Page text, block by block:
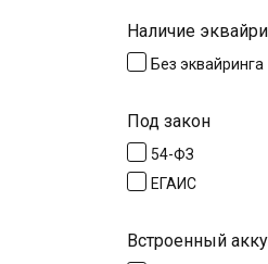
Наличие
Без эквайринга
Под закон
54-ФЗ
ЕГАИС
Встроенный